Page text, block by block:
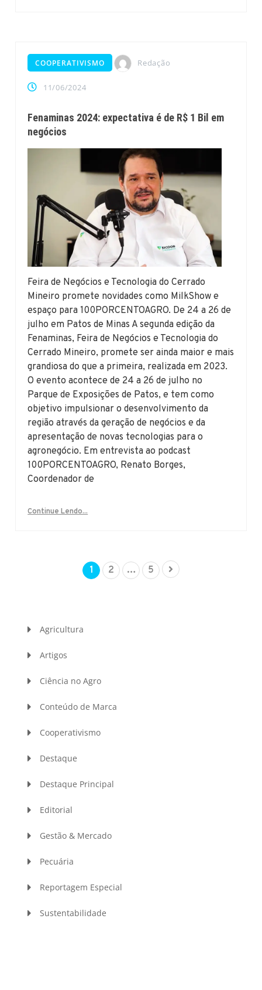
COOPERATIVISMO Redação
11/06/2024
Fenaminas 2024: expectativa é de R$ 1 Bil em
negócios
Feira de Negócios e Tecnologia do Cerrado
Mineiro promete novidades como MilkShow e
espaço para 100PORCENTOAGRO. De 24 a 26 de
julho em Patos de Minas A segunda edição da
Fenaminas, Feira de Negócios e Tecnologia do
Cerrado Mineiro, promete ser ainda maior e mais
grandiosa do que a primeira, realizada em 2023.
O evento acontece de 24 a 26 de julho no
Parque de Exposições de Patos, e tem como
objetivo impulsionar o desenvolvimento da
região através da geração de negócios e da
apresentação de novas tecnologias para o
agronegócio. Em entrevista ao podcast
100PORCENTOAGRO, Renato Borges,
Coordenador de
Continue Lendo...
1 2 … 5
Agricultura
Artigos
Ciência no Agro
Conteúdo de Marca
Cooperativismo
Destaque
Destaque Principal
Editorial
Gestão & Mercado
Pecuária
Reportagem Especial
Sustentabilidade